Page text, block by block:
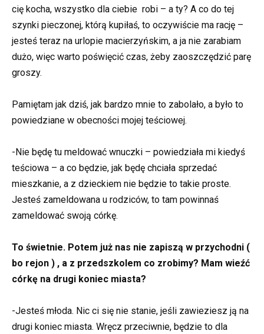
cię kocha, wszystko dla ciebie robi – a ty? A co do tej
szynki pieczonej, którą kupiłaś, to oczywiście ma rację –
jesteś teraz na urlopie macierzyńskim, a ja nie zarabiam
dużo, więc warto poświęcić czas, żeby zaoszczędzić parę
groszy.
Pamiętam jak dziś, jak bardzo mnie to zabolało, a było to
powiedziane w obecności mojej teściowej.
-Nie będę tu meldować wnuczki – powiedziała mi kiedyś
teściowa – a co będzie, jak będę chciała sprzedać
mieszkanie, a z dzieckiem nie będzie to takie proste.
Jesteś zameldowana u rodziców, to tam powinnaś
zameldować swoją córkę.
To świetnie. Potem już nas nie zapiszą w przychodni (
bo rejon ) , a z przedszkolem co zrobimy? Mam wieźć
córkę na drugi koniec miasta?
-Jesteś młoda. Nic ci się nie stanie, jeśli zawieziesz ją na
drugi koniec miasta. Wręcz przeciwnie, będzie to dla